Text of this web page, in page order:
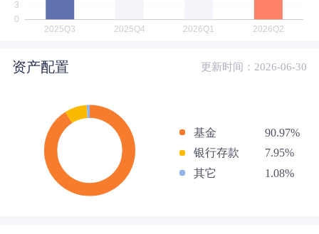
资产配置 更新时间：2026-06-30
基金
90.97%
银行存款
7.95%
其它
1.08%